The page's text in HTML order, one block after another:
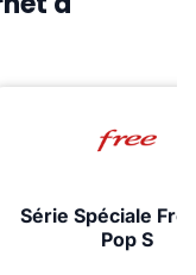
Série Spéciale
Pop S